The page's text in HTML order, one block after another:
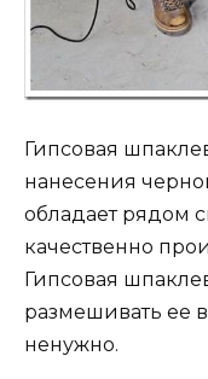
Гипсовая
нанесения
обладает рядом
качественно
Гипсовая
размешивать ее
ненужно.